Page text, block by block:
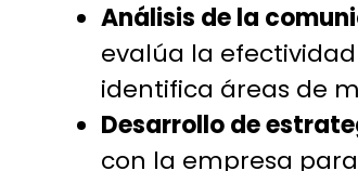
Análisis de la
evalúa la
identifica áreas de
Desarrollo de
con la empresa